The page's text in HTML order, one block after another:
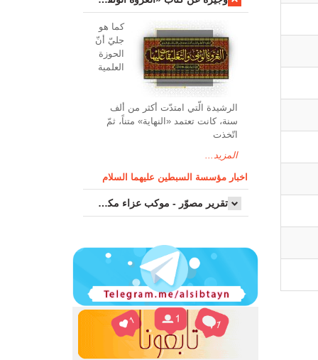
کما هو
جليّ أنّ
الحوزة
العلمیة
الرشیدة الّتي امتدّت أكثر من ألف
سنة، كانت تعتمد «النهاية» متناً، ثمّ
اتّخذت
المزيد...
اخبار مؤسسة السبطين عليهما السلام
تقرير مصوّر - موكب عزاء مکتب سماحة اية الله السيد مرتضى الموسوي الاصفهاني في يوم إستشهاد السيدة فاطم...